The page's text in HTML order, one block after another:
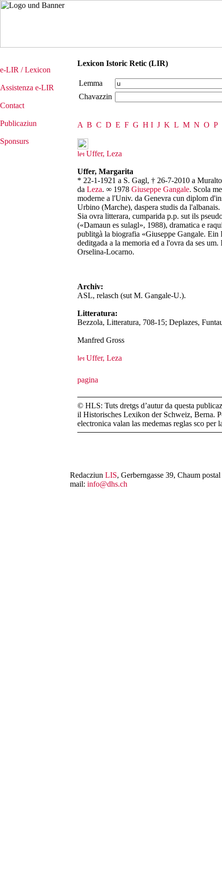
e-LIR / Lexicon
Assistenza e-LIR
Contact
Publicaziun
Sponsurs
Lexicon Istoric Retic (LIR)
Lemma
Chavazzin
A B C D E F G H I J K L M N O P
Uffer, Leza
Uffer, Margarita
* 22-1-1921 a S. Gagl, † 26-7-2010 a
da Leza. ∞ 1978 Giuseppe Gangale. Scola
moderne a l'Univ. da Genevra cun diplom
Urbino (Marche), daspera studis da
Sia ovra litterara, cumparida p.p. sut ils
(«Damaun es sulagl», 1988), dramatica e
publitgà la biografia «Giuseppe Gangale.
deditgada a la memoria ed a l'ovra da ses
Orselina-Locarno.
Archiv:
ASL, relasch (sut M. Gangale-U.).
Litteratura:
Bezzola, Litteratura, 708-15; Deplazes,
Manfred Gross
Uffer, Leza
© HLS: Tuts dretgs d’autur da questa
il Historisches Lexikon der Schweiz, Berna.
electronica valan las medemas reglas sco per
Redacziun LIS, Gerberngasse 39, Chaum
mail: info@dhs.ch